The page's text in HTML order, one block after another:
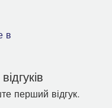
в
перший відгук.